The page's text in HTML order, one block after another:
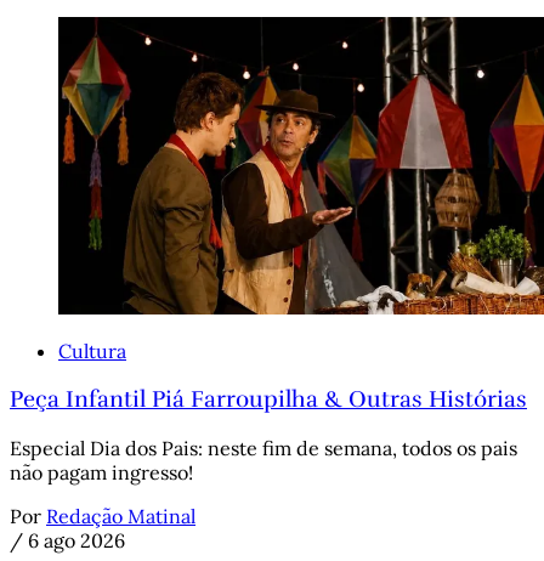
Cultura
Peça Infantil Piá Farroupilha & Outras Histórias
Especial Dia dos Pais: neste fim de semana, todos os pais
não pagam ingresso!
Por Redação Matinal
/ 6 ago 2026